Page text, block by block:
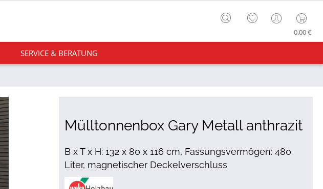
0,00 €
SERVICE & BERATUNG
Mülltonnenbox Gary Metall anthrazit
B x T x H: 132 x 80 x 116 cm, Fassungsvermögen: 480
Liter, magnetischer Deckelverschluss